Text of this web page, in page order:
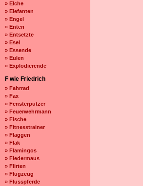
» Elche
» Elefanten
» Engel
» Enten
» Entsetzte
» Esel
» Essende
» Eulen
» Explodierende
F wie Friedrich
» Fahrrad
» Fax
» Fensterputzer
» Feuerwehrmann
» Fische
» Fitnesstrainer
» Flaggen
» Flak
» Flamingos
» Fledermaus
» Flirten
» Flugzeug
» Flusspferde